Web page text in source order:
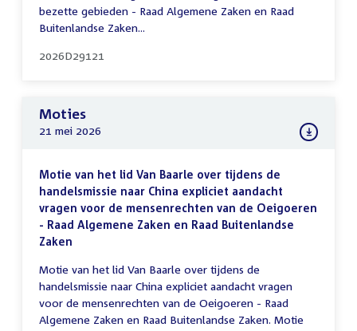
bezette gebieden - Raad Algemene Zaken en Raad
Buitenlandse Zaken...
2026D29121
Moties
21 mei 2026
Motie van het lid Van Baarle over tijdens de
handelsmissie naar China expliciet aandacht
vragen voor de mensenrechten van de Oeigoeren
- Raad Algemene Zaken en Raad Buitenlandse
Zaken
Motie van het lid Van Baarle over tijdens de
handelsmissie naar China expliciet aandacht vragen
voor de mensenrechten van de Oeigoeren - Raad
Algemene Zaken en Raad Buitenlandse Zaken. Motie